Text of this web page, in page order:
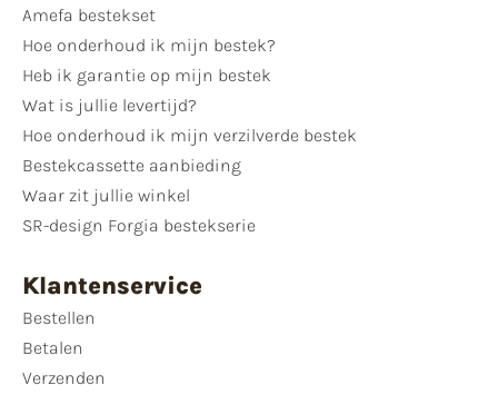
Amefa bestekset
Hoe onderhoud ik mijn bestek?
Heb ik garantie op mijn bestek
Wat is jullie levertijd?
Hoe onderhoud ik mijn verzilverde bestek
Bestekcassette aanbieding
Waar zit jullie winkel
SR-design Forgia bestekserie
Klantenservice
Bestellen
Betalen
Verzenden